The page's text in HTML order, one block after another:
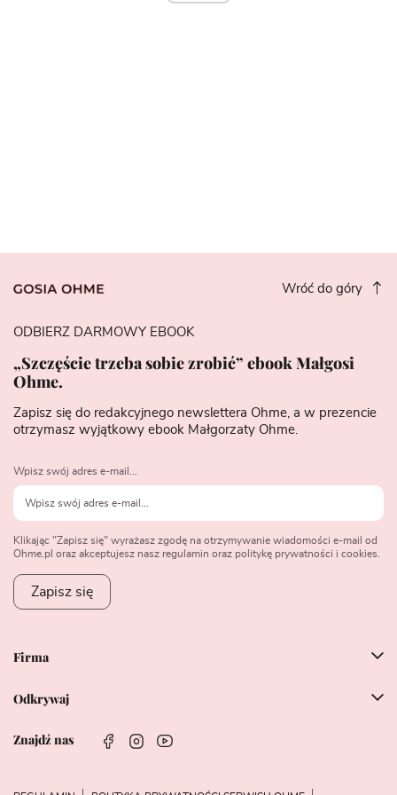
Wróć do góry
Firma
Odkrywaj
Znajdź nas
ODBIERZ DARMOWY EBOOK
„Szczęście trzeba sobie zrobić” ebook Małgosi
Ohme.
Zapisz się do redakcyjnego newslettera Ohme, a w prezencie
otrzymasz wyjątkowy ebook Małgorzaty Ohme.
Wpisz swój adres e-mail...
Klikając "Zapisz się" wyrażasz zgodę na otrzymywanie wiadomości e-mail od
Ohme.pl oraz akceptujesz nasz regulamin oraz politykę prywatności i cookies.
Zapisz się